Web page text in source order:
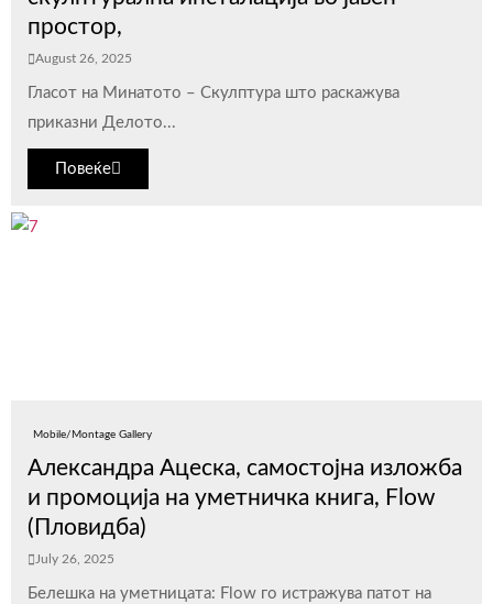
простор,
August 26, 2025
Гласот на Минатото – Скулптура што раскажува
приказни Делото...
Повеќе
Mobile/Montage Gallery
Александра Ацеска, самостојна изложба
и промоција на уметничка книга, Flow
(Пловидба)
July 26, 2025
Белешка на уметницата: Flow го истражува патот на